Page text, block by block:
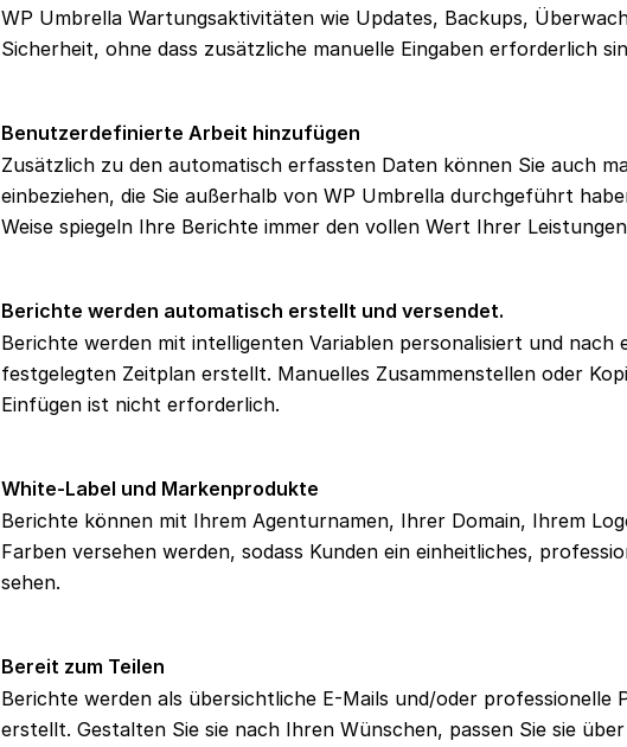
WP Umbrella Wartungsaktivitäten wie Updates, Backups,
Sicherheit, ohne dass zusätzliche manuelle Eingaben erforderlich
Benutzerdefinierte Arbeit hinzufügen
Zusätzlich zu den automatisch erfassten Daten können Sie auch
einbeziehen, die Sie außerhalb von WP Umbrella durchgeführt
Weise spiegeln Ihre Berichte immer den vollen Wert Ihrer
Berichte werden automatisch erstellt und versendet.
Berichte werden mit intelligenten Variablen personalisiert und nach
festgelegten Zeitplan erstellt. Manuelles Zusammenstellen oder
Einfügen ist nicht erforderlich.
White-Label und Markenprodukte
Berichte können mit Ihrem Agenturnamen, Ihrer Domain, Ihrem
Farben versehen werden, sodass Kunden ein einheitliches,
sehen.
Bereit zum Teilen
Berichte werden als übersichtliche E-Mails und/oder professionelle
erstellt. Gestalten Sie sie nach Ihren Wünschen, passen Sie sie über